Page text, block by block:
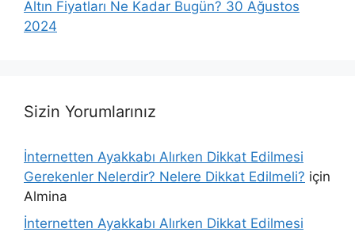
Altın Fiyatları Ne Kadar Bugün? 30 Ağustos
2024
Sizin Yorumlarınız
İnternetten Ayakkabı Alırken Dikkat Edilmesi
Gerekenler Nelerdir? Nelere Dikkat Edilmeli? için
Almina
İnternetten Ayakkabı Alırken Dikkat Edilmesi